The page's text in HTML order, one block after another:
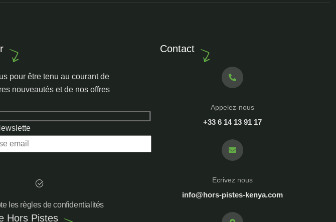
pour être tenu au courant de
nouveautés et de nos offres
les règles de confidentialités
Hors Pistes
Contact
Appelez-nous
+33 6 14 13 91 17
Ecrivez nous
info@hors-pistes-kenya.com